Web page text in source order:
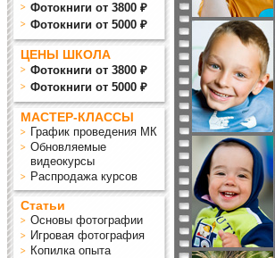
Фотокниги от 3800 ₽
Фотокниги от 5000 ₽
ЦЕНЫ ШКОЛА
Фотокниги от 3800 ₽
Фотокниги от 5000 ₽
МАСТЕР-КЛАССЫ
График проведения МК
Обновляемые
видеокурсы
Распродажа курсов
Статьи
Основы фотографии
Игровая фотография
Копилка опыта